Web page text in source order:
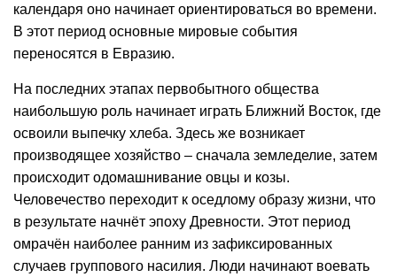
календаря оно начинает ориентироваться во времени.
В этот период основные мировые события
переносятся в Евразию.
На последних этапах первобытного общества
наибольшую роль начинает играть Ближний Восток, где
освоили выпечку хлеба. Здесь же возникает
производящее хозяйство – сначала земледелие, затем
происходит одомашнивание овцы и козы.
Человечество переходит к оседлому образу жизни, что
в результате начнёт эпоху Древности. Этот период
омрачён наиболее ранним из зафиксированных
случаев группового насилия. Люди начинают воевать